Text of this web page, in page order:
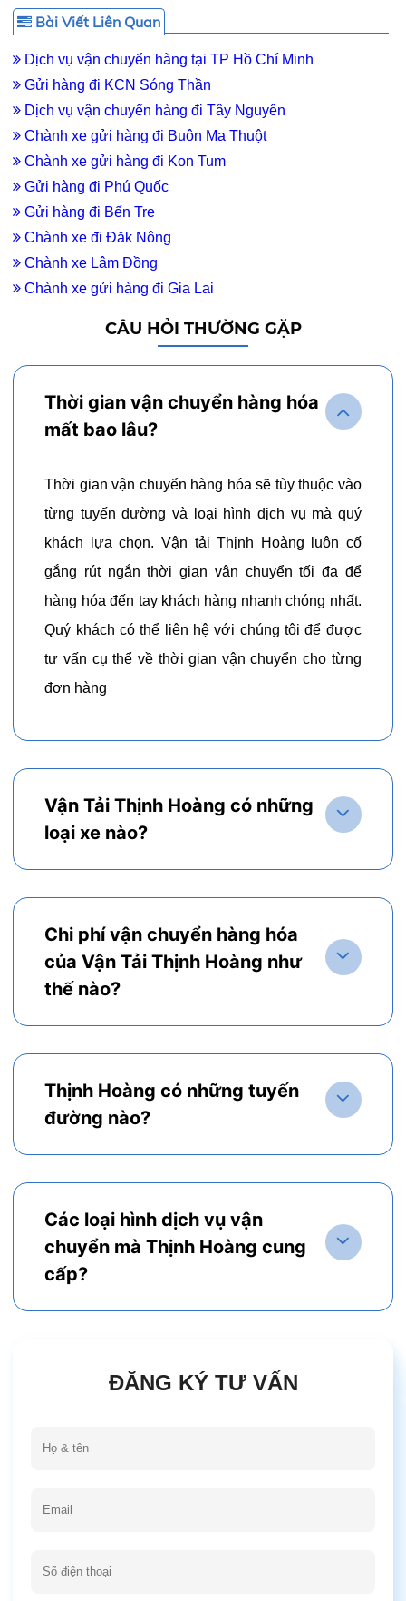
Bài Viết Liên Quan
Dịch vụ vận chuyển hàng tại TP Hồ Chí Minh
Gửi hàng đi KCN Sóng Thần
Dịch vụ vận chuyển hàng đi Tây Nguyên
Chành xe gửi hàng đi Buôn Ma Thuột
Chành xe gửi hàng đi Kon Tum
Gửi hàng đi Phú Quốc
Gửi hàng đi Bến Tre
Chành xe đi Đăk Nông
Chành xe Lâm Đồng
Chành xe gửi hàng đi Gia Lai
CÂU HỎI THƯỜNG GẶP
Thời gian vận chuyển hàng hóa
mất bao lâu?
Thời gian vận chuyển hàng hóa sẽ tùy thuộc vào
từng tuyến đường và loại hình dịch vụ mà quý
khách lựa chọn. Vận tải Thịnh Hoàng luôn cố
gắng rút ngắn thời gian vận chuyển tối đa để
hàng hóa đến tay khách hàng nhanh chóng nhất.
Quý khách có thể liên hệ với chúng tôi để được
tư vấn cụ thể về thời gian vận chuyển cho từng
đơn hàng
Vận Tải Thịnh Hoàng có những
loại xe nào?
Chi phí vận chuyển hàng hóa
của Vận Tải Thịnh Hoàng như
thế nào?
Thịnh Hoàng có những tuyến
đường nào?
Các loại hình dịch vụ vận
chuyển mà Thịnh Hoàng cung
cấp?
ĐĂNG KÝ TƯ VẤN